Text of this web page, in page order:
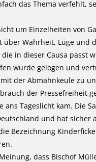
das Thema verfehlt,
um Einzelheiten von
über Wahrheit, Lüge und
in dieser Causa passt
wurde gelogen und
der Abmahnkeule zu
der Pressefreiheit
Tageslicht kam. Die
und hat sicher
Bezeichnung
dass Bischof